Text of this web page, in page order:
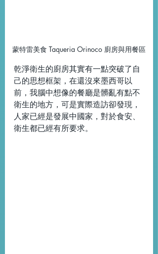
蒙特雷美食 Taqueria Orinoco 廚房與用餐區
乾淨衛生的廚房其實有一點突破了自
己的思想框架，在還沒來墨西哥以
前，我腦中想像的餐廳是髒亂有點不
衛生的地方，可是實際造訪卻發現，
人家已經是發展中國家，對於食安、
衛生都已經有所要求。